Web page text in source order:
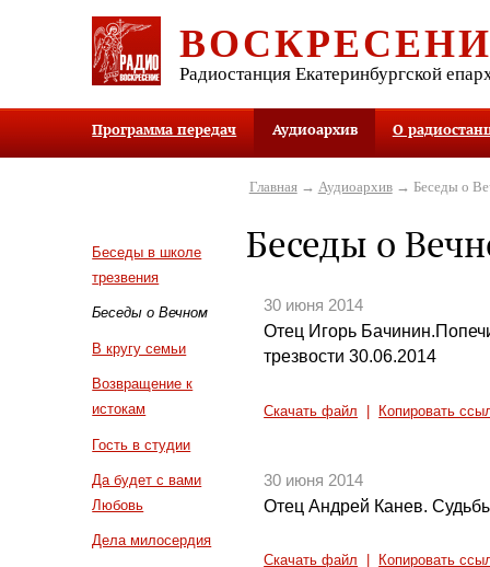
Радиостанция Екатеринбургской
Программа передач Аудиоархив О
Беседы в школе
трезвения
Беседы о Вечном
В кругу семьи
Возвращение к
истокам
Гость в студии
Да будет с вами
Любовь
Дела милосердия
Главная→ Аудиоархив→ Беседы о
Беседы о
30 июня 2014
Отец Игорь
трезвости 30.06.2014
Скачать файл Копировать
30 июня 2014
Отец Андрей Канев.
Скачать файл Копировать